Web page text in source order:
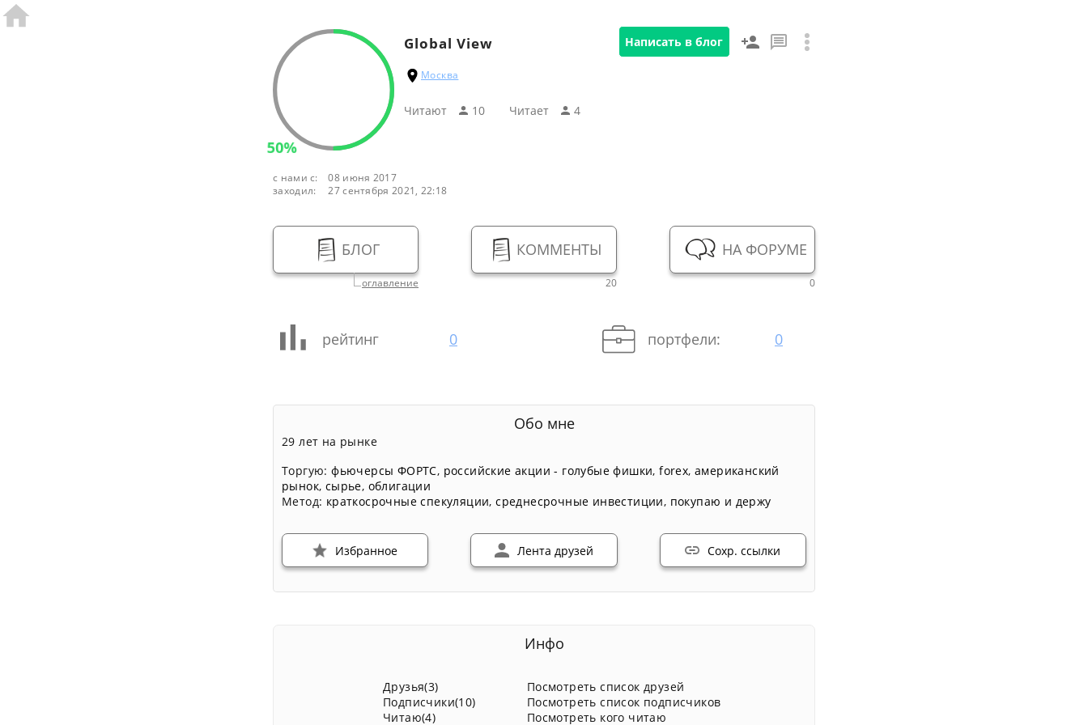
50%
Global View
Москва
Читают 10 Читаeт 4
Написать в блог
с нами с:
08 июня 2017
заходил:
27 сентября 2021, 22:18
БЛОГ
оглавление
КОММЕНТЫ
20
НА ФОРУМЕ
0
рейтинг 0 портфели: 0
Обо мне
29 лет на рынке
Торгую:фьючерсы ФОРТС, российские акции - голубые фишки,forex,американский
рынок, сырье, облигации
Метод: краткосрочные спекуляции,среднесрочные инвестиции, покупаю и держу
Избранное Лента друзей Сохр. ссылки
Инфо
Друзья(3)
Подписчики(10)
Читаю(4)
Посмотреть список друзей
Посмотреть список подписчиков
Посмотреть кого читаю